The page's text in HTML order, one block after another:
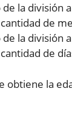
la división
de
la división
de
obtiene la